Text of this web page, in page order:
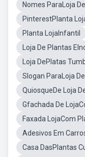
Nomes ParaLoja
PinterestPlanta
Planta LojaInfantil
Loja De Plantas
Loja DePlatas
Slogan ParaLoja
QuiosqueDe Loja
Gfachada De
Faxada LojaCom
Adesivos Em
Casa DasPlantas